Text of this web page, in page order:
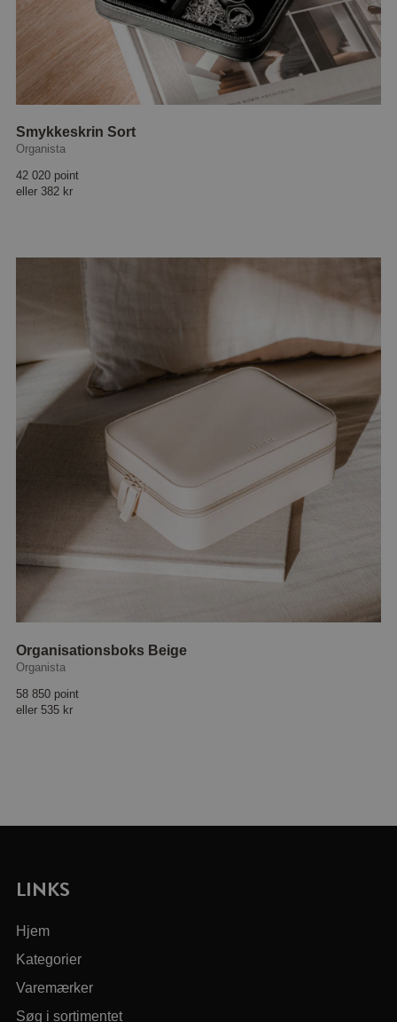
Smykkeskrin Sort
Organista
42 020 point
eller 382 kr
Organisationsboks Beige
Organista
58 850 point
eller 535 kr
LINKS
Hjem
Kategorier
Varemærker
Søg i sortimentet